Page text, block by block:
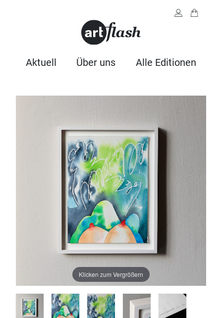
Aktuell Über uns Alle Editionen
Klicken zum Vergrößern